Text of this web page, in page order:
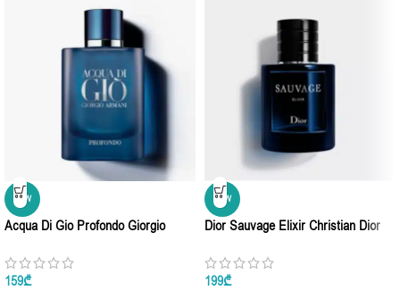
NEW
Acqua Di Gio Profondo Giorgio
159₾
NEW
Dior Sauvage Elixir Christian Dior
199₾